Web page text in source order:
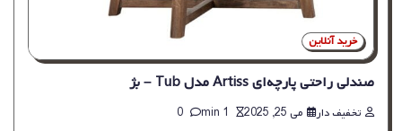
خرید آنلاین
صندلی راحتی پارچه‌ای Artiss مدل Tub – بژ
تخفیف دار می 25, 2025